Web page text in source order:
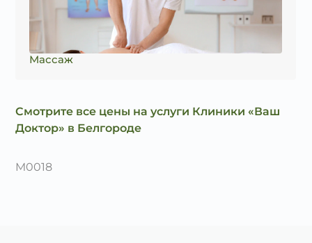
Массаж
Смотрите все цены на услуги Клиники «Ваш
Доктор» в Белгороде
M0018